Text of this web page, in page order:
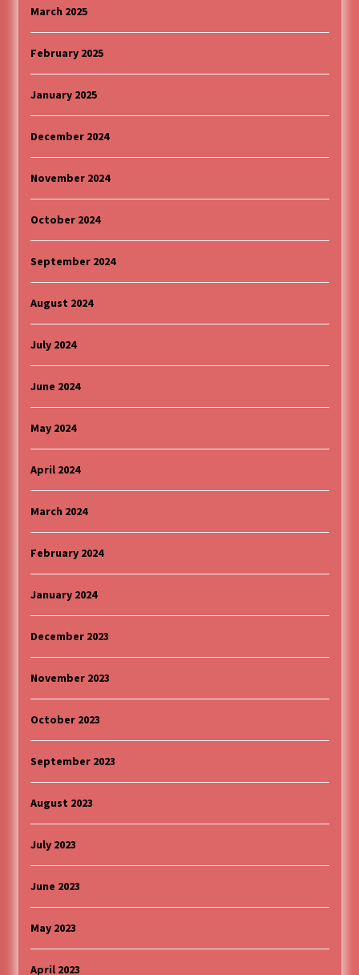
March 2025
February 2025
January 2025
December 2024
November 2024
October 2024
September 2024
August 2024
July 2024
June 2024
May 2024
April 2024
March 2024
February 2024
January 2024
December 2023
November 2023
October 2023
September 2023
August 2023
July 2023
June 2023
May 2023
April 2023